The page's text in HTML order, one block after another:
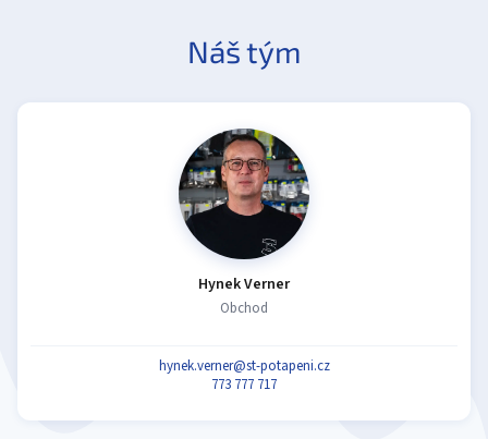
Náš tým
Hynek Verner
Obchod
hynek.verner@st-potapeni.cz
773 777 717